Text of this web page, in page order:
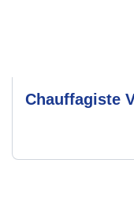
Chauffagiste